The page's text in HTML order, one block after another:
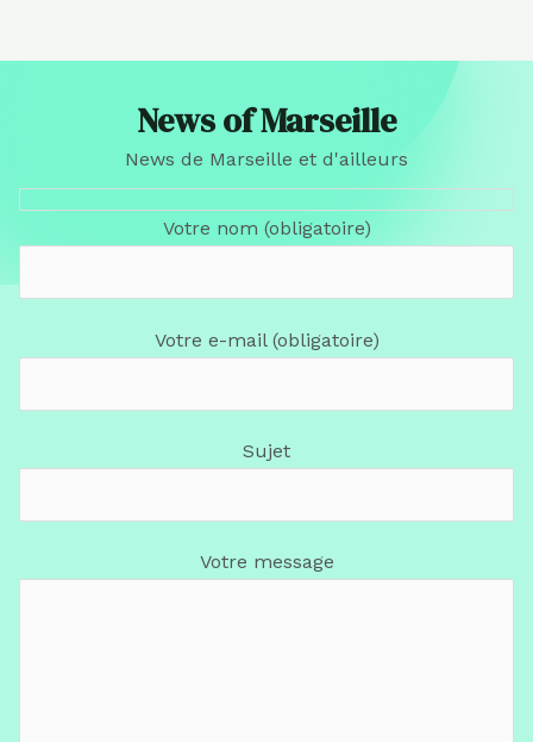
News of Marseille
News de Marseille et d'ailleurs
Votre nom (obligatoire)
Votre e-mail (obligatoire)
Sujet
Votre message